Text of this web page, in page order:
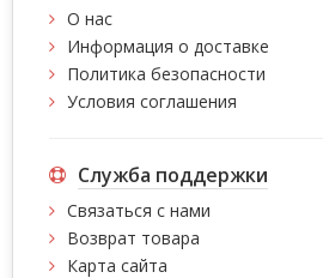
О нас
Информация о доставке
Политика безопасности
Условия соглашения
Служба поддержки
Связаться с нами
Возврат товара
Карта сайта